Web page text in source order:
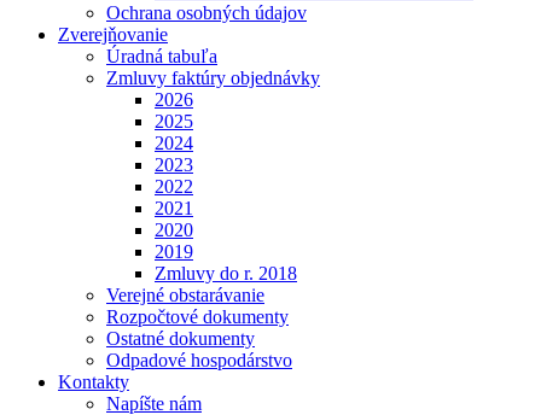
Ochrana osobných údajov
Zverejňovanie
Úradná tabuľa
Zmluvy faktúry objednávky
2026
2025
2024
2023
2022
2021
2020
2019
Zmluvy do r. 2018
Verejné obstarávanie
Rozpočtové dokumenty
Ostatné dokumenty
Odpadové hospodárstvo
Kontakty
Napíšte nám